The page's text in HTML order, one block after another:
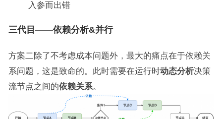
入参而出错
三代目——依赖分析&并行
方案二除了不考虑成本问题外，最大的痛点在于依赖关
系问题，这是致命的。此时需要在运行时动态分析决策
流节点之间的依赖关系。